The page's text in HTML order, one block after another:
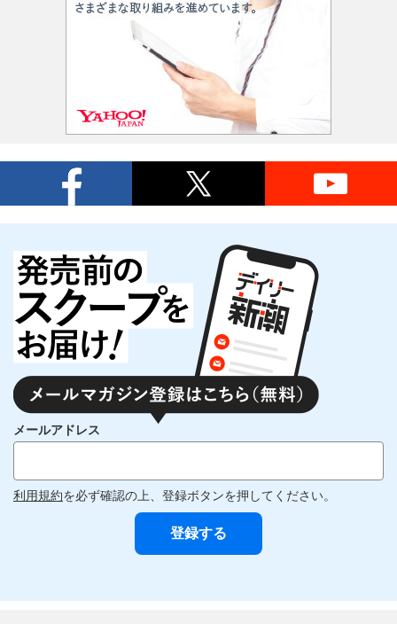
メールアドレス
利用規約を必ず確認の上、登録ボタンを押してください。